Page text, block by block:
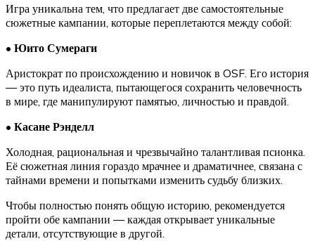
Игра уникальна тем, что предлагает две самостоятельные
сюжетные кампании, которые переплетаются между собой:
• Юито Сумераги
Аристократ по происхождению и новичок в OSF. Его история
— это путь идеалиста, пытающегося сохранить человечность
в мире, где манипулируют памятью, личностью и правдой.
• Касане Рэнделл
Холодная, рациональная и чрезвычайно талантливая псионка.
Её сюжетная линия гораздо мрачнее и драматичнее, связана с
тайнами времени и попытками изменить судьбу близких.
Чтобы полностью понять общую историю, рекомендуется
пройти обе кампании — каждая открывает уникальные
детали, отсутствующие в другой.